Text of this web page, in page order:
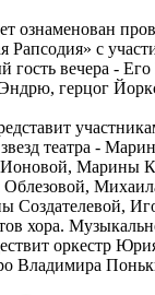
ознаменован
Рапсодия» с
гость вечера - Его
герцог
театра -
Марины
Создателевой,
хора.
оркестр
Владимира